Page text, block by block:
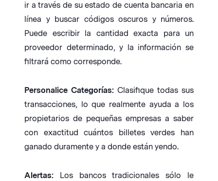
ir a través de su estado de cuenta bancaria en
línea y buscar códigos oscuros y números.
Puede escribir la cantidad exacta para un
proveedor determinado, y la información se
filtrará como corresponde.
Personalice Categorías: Clasifique todas sus
transacciones, lo que realmente ayuda a los
propietarios de pequeñas empresas a saber
con exactitud cuántos billetes verdes han
ganado duramente y a donde están yendo.
Alertas: Los bancos tradicionales sólo le